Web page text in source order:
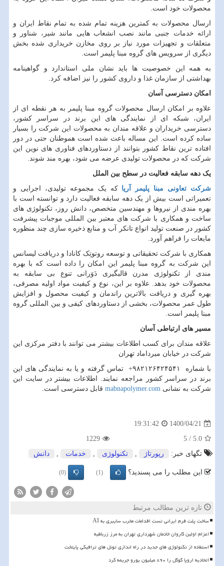
محصولات خود است.
ارسال محصولات به کمترین هزینه تمام شده به تمام نقاط ایران و
ارائه خدمات جنبی مانند نصب انشعاب هایی مانند شیر، شناور و
متعلقات و تجهیزات مورد نیاز بر روی مخازن خریداری شده بخش
دیگری از سرویس های گروه مبنا پلیمر است.
به همه این خصوصیت ها باید نشان ملی استاندارد و گواهینامه
بهداشتی از سازمان غذا و داروی کشور را نیز اضافه کرد.
امکان دسترسی آسان
علاوه بر امکان ارسال محصولات گروه مبنا پلیمر به هر نقطه ای از
ایران، شبکه ای از نمایندگی های این برند در سراسر کشور،
دسترسی خریداران و علاقه مندان به محصولات این شرکت را بسیار
ساده کرده است. این مساله باعث شده است هموطنان حتی در دور
افتاده ترین نقاط کشور بتوانند از دستاوردهای فناوری های نوین این
شرکت که در محصولات تولیدی عرضه می شود، بهره مند شوند.
یک دهه سابقه فعالیت در سطح بین الملل
شرکت تعاونی مبنا پلیمر آریا که یک مجموعه تولیدی، اجرایی و
تعمیراتی است بیش از یک دهه سابقه فعالیت دارد و توانسته است با
بهره مندی از نیروها و مهندسین متخصص، دانش روز، تکنولوژی های
ساخت و همکاری با شرکت های معتبر بین المللی موجبات پیشرفت
کشور در صنعت تولید انواع تانکر آب و منابع ذخیره سازی چند منظوره
مایعات را فراهم آورد.
همکاری با شرکت تحقیقاتی و توسعه روتوتِک کانادا و دریافت لیسانس
این شرکت به گروه مبنا پلیمر این امکان را داده است که با بهره
مندی از تکنولوژی مدرن قالبگیری دَوَرانی تنوع بی سابقه به
محصولات خود بدهد. علاوه بر این، نوع و کیفیت مواد اولیه مصرفی،
بهره گیری و دریافت بالاترین راندمان و کیفیت محصول و افزایش
طول عمر محصولات، بخشی از دستاوردهای کیفی و بین المللی گروه
مبنا پلیمر است.
مسیر های ارتباطی آسان
علاقه مندان برای کسب اطلاعات بیشتر می توانند با دفتر مرکزی این
شرکت در خیابان میرداماد تهران
با شماره ۹۸۲۱۲۶۴۲۴۵۴۱+ تماس گرفته و یا به نمایندگی های این
برند در سراسر کشور مراجعه نمایند. اطلاعات بیشتر در سایت این
شرکت به نشانی mabnapolymer.com قابل دسترسی است.
1400/04/21
19:31:42
5.0
/
5
1229
تگهای خبر:
رپورتاژ , تكنولوژی , خدمات , دانش
این مطلب را می پسندید؟ (1)
(0)
تازه ترین مطالب مرتبط
ساخت پلت فرم ایرانی تست اقدامات مخرب سایبری به AI
اعزام اولین کاروان خادمان شهرداری تهران به مرز زرباطیه
استفاده از تکنولوژی های جدید در راه اندازی تونل های ترافیکی پایتخت
اتحادیه اروپا گوگل را ۸۹۰ میلیون یورو جریمه کرد